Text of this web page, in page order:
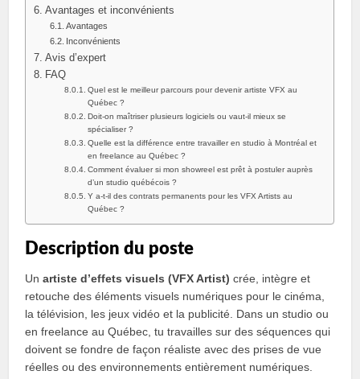
Avantages et inconvénients
Avantages
Inconvénients
Avis d’expert
FAQ
Quel est le meilleur parcours pour devenir artiste VFX au
Québec ?
Doit‑on maîtriser plusieurs logiciels ou vaut‑il mieux se
spécialiser ?
Quelle est la différence entre travailler en studio à Montréal et
en freelance au Québec ?
Comment évaluer si mon showreel est prêt à postuler auprès
d’un studio québécois ?
Y a‑t‑il des contrats permanents pour les VFX Artists au
Québec ?
Description du poste
Unartiste d’effets visuels (VFX Artist) crée, intègre et
retouche des éléments visuels numériques pour le cinéma,
la télévision, les jeux vidéo et la publicité. Dans un studio ou
en freelance au Québec, tu travailles sur des séquences qui
doivent se fondre de façon réaliste avec des prises de vue
réelles ou des environnements entièrement numériques.